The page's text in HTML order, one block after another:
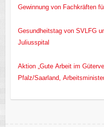
Gewinnung von Fachkräften
Gesundheitstag von SVLFG
Juliusspital
Aktion „Gute Arbeit im
Pfalz/Saarland,